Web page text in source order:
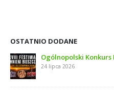
OSTATNIO DODANE
Ogólnopolski Konkurs
24 lipca 2026